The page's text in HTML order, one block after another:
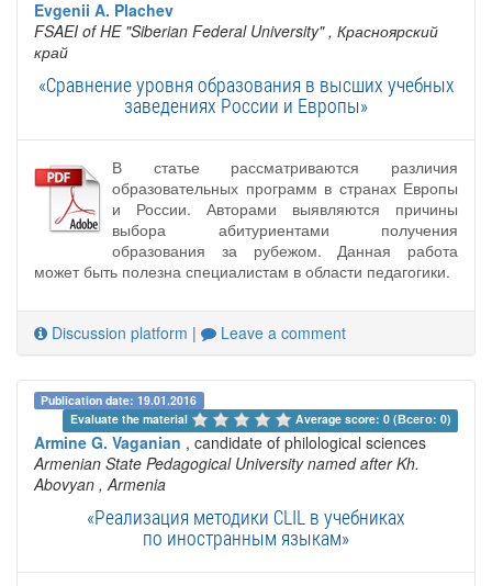
Evgenii A. Plachev
FSAEI of HE "Siberian Federal University" , Красноярский
край
«Сравнение уровня образования в высших учебных
заведениях России и Европы»
В статье рассматриваются различия
образовательных программ в странах Европы
и России. Авторами выявляются причины
выбора абитуриентами получения
образования за рубежом. Данная работа
может быть полезна специалистам в области педагогики.
Discussion platform | Leave a comment
Publication date: 19.01.2016
Evaluate the material
Average score: 0 (Всего: 0)
Armine G. Vaganian , candidate of philological sciences
Armenian State Pedagogical University named after Kh.
Abovyan , Armenia
«Реализация методики CLIL в учебниках
по иностранным языкам»